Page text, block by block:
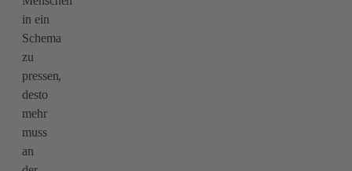
in ein
Schema
zu
pressen,
desto
mehr
muss
an